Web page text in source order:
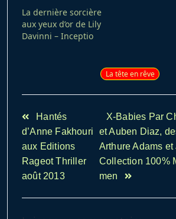
officiellement
psychiatrique.
Officieusement, elle
destine ce petit groupe
La dernière sorcière
aux yeux d’or de Lily
Davinni – Inceptio
La tête en rêve
<span
class="nav-
subtitle
screen-
reader-
Hantés
d’Anne Fakhouri
aux Editions
Rageot Thriller
août 2013
X-Babies Par
et Auben Diaz,
Arthure Adams et
Collection 100%
men